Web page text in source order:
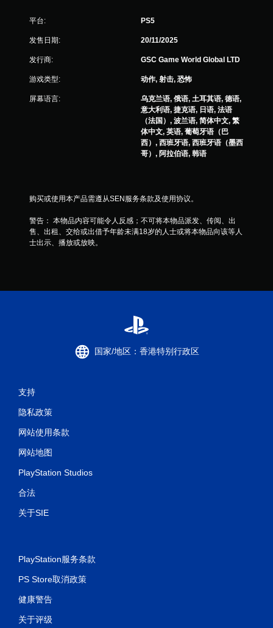
平台: PS5
发售日期: 20/11/2025
发行商: GSC Game World Global LTD
游戏类型: 动作, 射击, 恐怖
屏幕语言:
乌克兰语, 俄语, 土耳其语, 德语,
意大利语, 捷克语, 日语, 法语
（法国）, 波兰语, 简体中文, 繁
体中文, 英语, 葡萄牙语（巴
西）, 西班牙语, 西班牙语（墨西
哥）, 阿拉伯语, 韩语
购买或使用本产品需遵从SEN服务条款及使用协议。
警告： 本物品内容可能令人反感；不可将本物品派发、传阅、出
售、出租、交给或出借予年龄未满18岁的人士或将本物品向该等人
士出示、播放或放映。
国家/地区：香港特别行政区
支持
隐私政策
网站使用条款
网站地图
PlayStation Studios
合法
关于SIE
PlayStation服务条款
PS Store取消政策
健康警告
关于评级